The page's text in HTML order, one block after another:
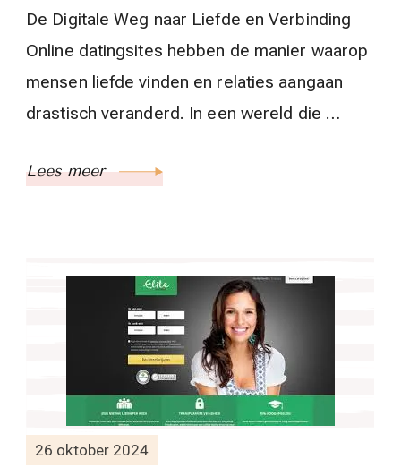
De Digitale Weg naar Liefde en Verbinding
Online datingsites hebben de manier waarop
mensen liefde vinden en relaties aangaan
drastisch veranderd. In een wereld die …
Lees meer
26 oktober 2024